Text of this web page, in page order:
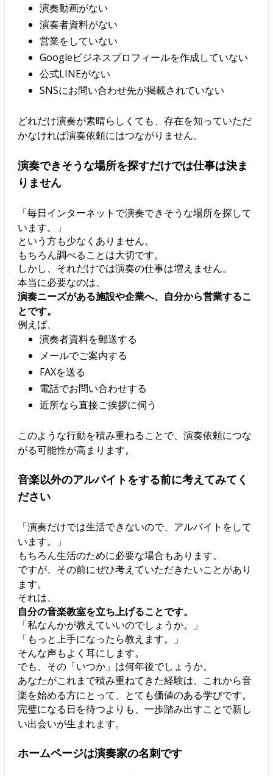
演奏動画がない
演奏者資料がない
営業をしていない
Googleビジネスプロフィールを作成していない
公式LINEがない
SNSにお問い合わせ先が掲載されていない
どれだけ演奏が素晴らしくても、存在を知っていただ
かなければ演奏依頼にはつながりません。
演奏できそうな場所を探すだけでは仕事は決ま
りません
「毎日インターネットで演奏できそうな場所を探して
います。」
という方も少なくありません。
もちろん調べることは大切です。
しかし、それだけでは演奏の仕事は増えません。
本当に必要なのは、
演奏ニーズがある施設や企業へ、自分から営業するこ
とです。
例えば、
演奏者資料を郵送する
メールでご案内する
FAXを送る
電話でお問い合わせする
近所なら直接ご挨拶に伺う
このような行動を積み重ねることで、演奏依頼につな
がる可能性が高まります。
音楽以外のアルバイトをする前に考えてみてく
ださい
「演奏だけでは生活できないので、アルバイトをして
います。」
もちろん生活のために必要な場合もあります。
ですが、その前にぜひ考えていただきたいことがあり
ます。
それは、
自分の音楽教室を立ち上げることです。
「私なんかが教えていいのでしょうか。」
「もっと上手になったら教えます。」
そんな声もよく耳にします。
でも、その「いつか」は何年後でしょうか。
あなたがこれまで積み重ねてきた経験は、これから音
楽を始める方にとって、とても価値のある学びです。
完璧になる日を待つよりも、一歩踏み出すことで新し
い出会いが生まれます。
ホームページは演奏家の名刺です